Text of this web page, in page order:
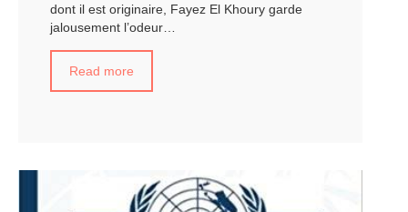
dont il est originaire, Fayez El Khoury garde
jalousement l’odeur…
Read more